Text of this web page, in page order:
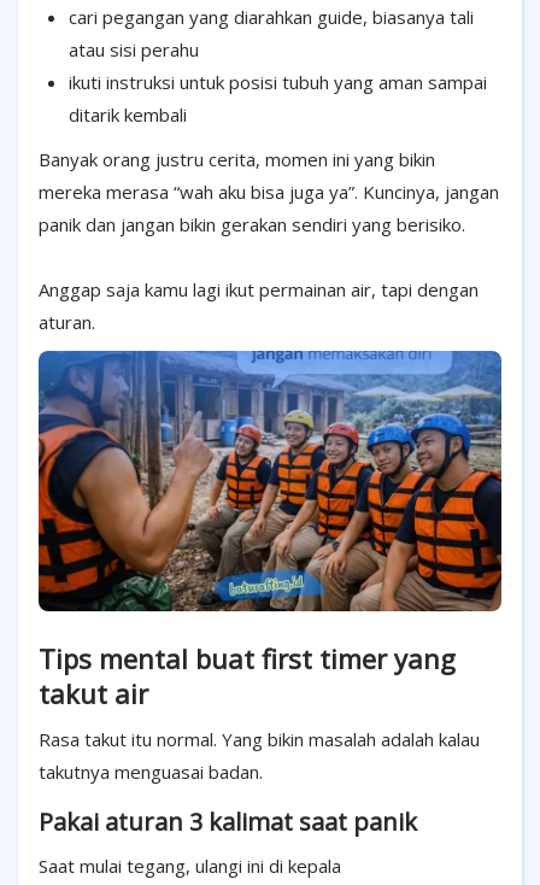
cari pegangan yang diarahkan guide, biasanya tali
atau sisi perahu
ikuti instruksi untuk posisi tubuh yang aman sampai
ditarik kembali
Banyak orang justru cerita, momen ini yang bikin
mereka merasa “wah aku bisa juga ya”. Kuncinya, jangan
panik dan jangan bikin gerakan sendiri yang berisiko.
Anggap saja kamu lagi ikut permainan air, tapi dengan
aturan.
Tips mental buat first timer yang
takut air
Rasa takut itu normal. Yang bikin masalah adalah kalau
takutnya menguasai badan.
Pakai aturan 3 kalimat saat panik
Saat mulai tegang, ulangi ini di kepala